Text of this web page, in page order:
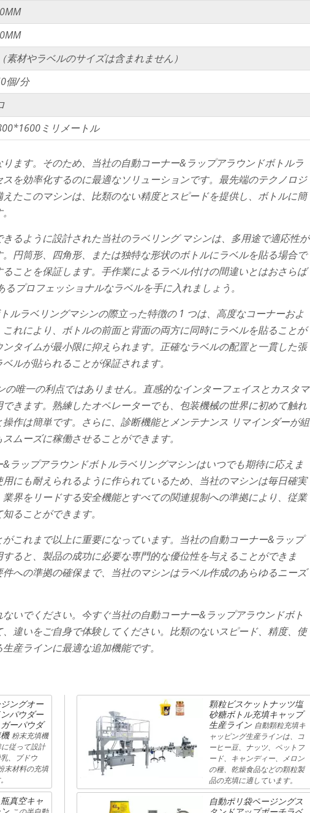
素材やラベルのサイズは含まれません）
個/分
ミリメートル
ます。そのため、当社の自動コーナー&ラップアラウンドボトルラ
を効率化するのに最適なソリューションです。最先端のテクノロジ
たこのマシンは、比類のない精度とスピードを提供し、ボトルに簡
るように設計された当社のラベリング マシンは、多用途で適応性が
円筒形、四角形、または独特な形状のボトルにラベルを貼る場合で
ことを保証します。手作業によるラベル付けの間違いとはおさらば
プロフェッショナルなラベルを手に入れましょう。
ルラベリングマシンの際立った特徴の 1 つは、高度なコーナーおよ
れにより、ボトルの前面と背面の両方に同時にラベルを貼ることが
タイムが最小限に抑えられます。正確なラベルの配置と一貫した張
ルが貼られることが保証されます。
の唯一の利点ではありません。直感的なインターフェイスとカスタマ
きます。熟練したオペレーターでも、包装機械の世界に初めて触れ
作は簡単です。さらに、診断機能とメンテナンス リマインダーが組
ムーズに稼働させることができます。
ラップアラウンドボトルラベリングマシンはいつでも期待に応えま
にも耐えられるように作られているため、当社のマシンは毎日確実
界をリードする安全機能とすべての関連規制への準拠により、従業
ることができます。
これまで以上に重要になっています。当社の自動コーナー&ラップ
ると、製品の成功に必要な専門的な優位性を与えることができま
への準拠の確保まで、当社のマシンはラベル作成のあらゆるニーズ
いでください。今すぐ当社の自動コーナー&ラップアラウンドボト
違いをご自身で体験してください。比類のないスピード、精度、使
産ラインに最適な追加機能です。
ングオー
パウダー
ーパウダ
粉末充填機
従って設計
、ブドウ
末材料の充填
真空キャ
顆粒ビスケットナッツ塩
砂糖ボトル充填キャップ
生産ライン 自動顆粒充填キ
ャッピング生産ラインは、コ
ーヒー豆、ナッツ、ペットフ
ード、キャンディー、メロン
の種、乾燥食品などの顆粒製
品の充填に適しています。
自動ポリ袋ページングス